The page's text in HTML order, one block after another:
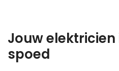
Jouw elektricien
spoed